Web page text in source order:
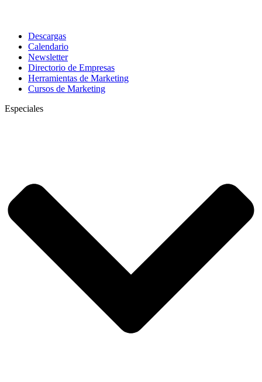
Descargas
Calendario
Newsletter
Directorio de Empresas
Herramientas de Marketing
Cursos de Marketing
Especiales